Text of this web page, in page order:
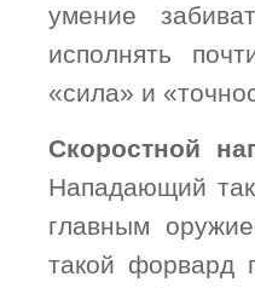
умение
исполнять
«сила» и
Скоростной
Нападающий
главным
такой форвард